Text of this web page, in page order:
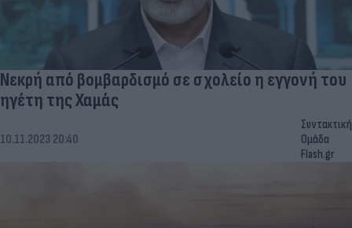
Νεκρή από βομβαρδισμό σε σχολείο η εγγονή του
ηγέτη της Χαμάς
10.11.2023 20:40
Συντακτική
Ομάδα
Flash.gr